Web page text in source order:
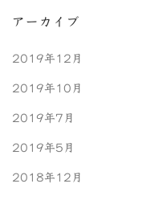
アーカイブ
2019年12月
2019年10月
2019年7月
2019年5月
2018年12月